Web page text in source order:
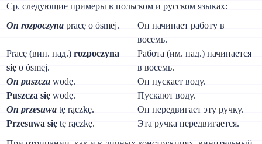
Ср. следующие примеры в польском и русском языках:
On rozpoczyna pracę о ósmej.
Он начинает работу в
восемь.
Pracę (вин. пад.)rozpoczyna
się о ósmej.
Работа (им. пад.) начинается
в восемь.
On puszcza wodę.
Он пускает воду.
Puszcza się wodę.
Пускают воду.
On przesuwa tę rączkę.
Он передвигает эту ручку.
Przesuwa się tę rączkę.
Эта ручка передвигается.